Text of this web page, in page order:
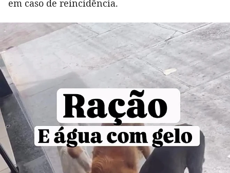
em caso de reincidência.